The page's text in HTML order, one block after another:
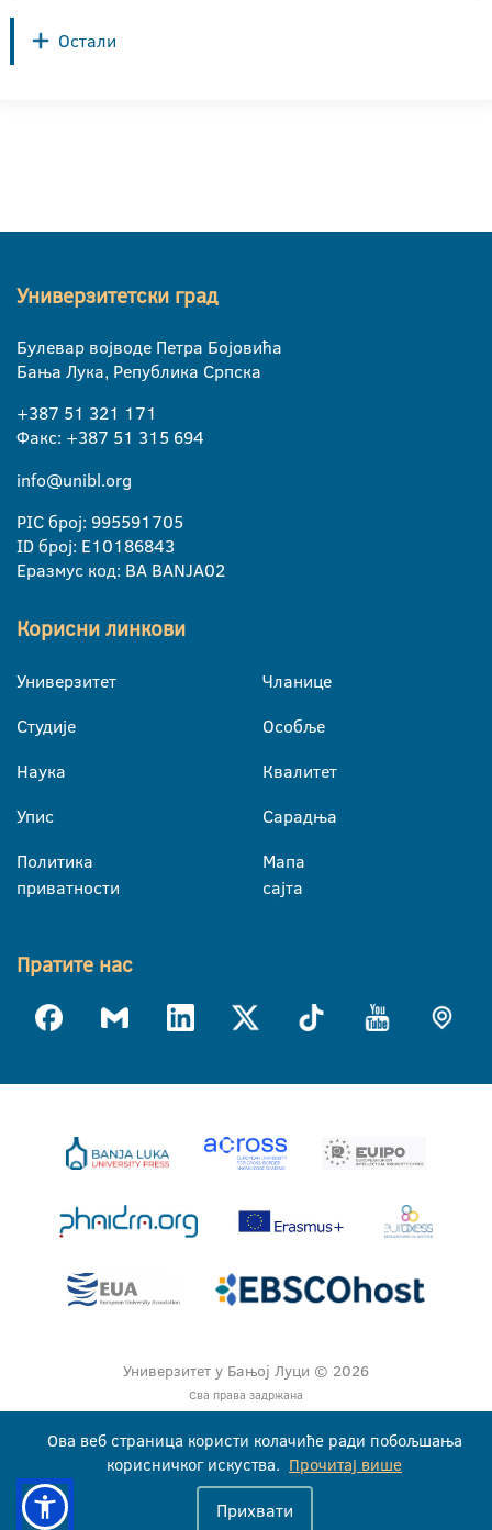
Остали
Универзитетски град
Булевар војводе Петра Бојовића
Бања Лука, Република Српска
+387 51 321 171
Факс: +387 51 315 694
info@unibl.org
PIC број: 995591705
ID број: E10186843
Еразмус код: BA BANJA02
Корисни линкови
Универзитет
Студије
Наука
Упис
Политика
приватности
Чланице
Особље
Квалитет
Сарадња
Мапа
сајта
Пратите нас
Универзитет у Бањој Луци © 2026
Сва права задржана
Ова веб страница користи колачиће ради побољшања
корисничког искуства. Прочитај више
Прихвати